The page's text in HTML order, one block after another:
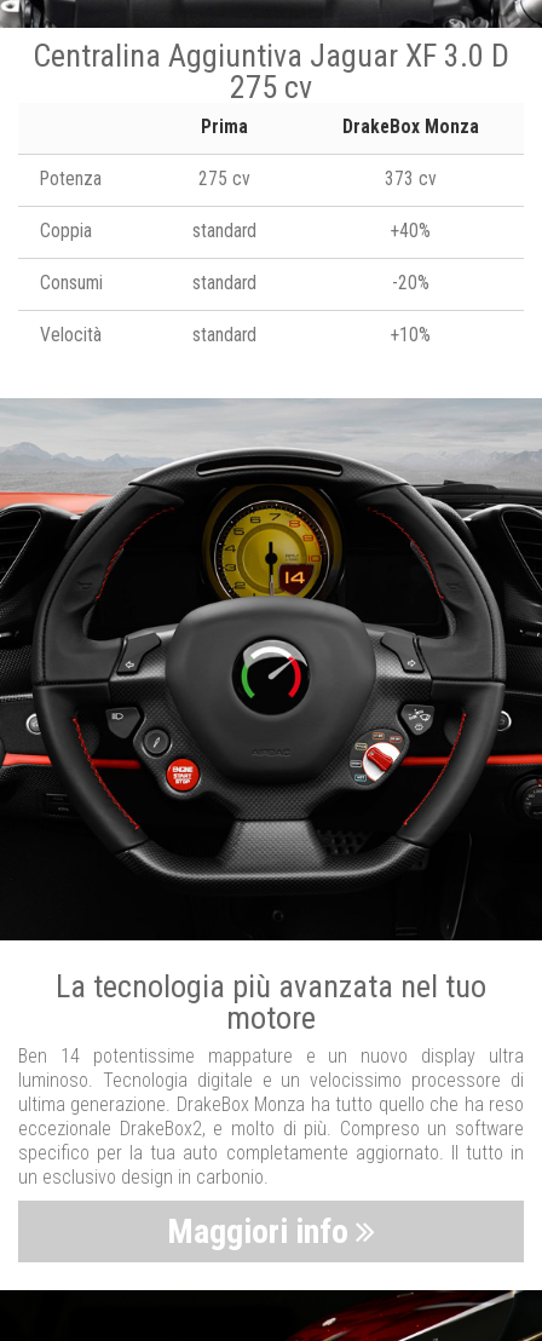
Centralina Aggiuntiva Jaguar XF 3.0 D
275 cv
Prima DrakeBox Monza
Potenza 275 cv 373 cv
Coppia standard +40%
Consumi standard -20%
Velocità standard +10%
La tecnologia più avanzata nel tuo
motore
Ben 14 potentissime mappature e un nuovo display ultra
luminoso. Tecnologia digitale e un velocissimo processore di
ultima generazione. DrakeBox Monza ha tutto quello che ha reso
eccezionale DrakeBox2, e molto di più. Compreso un software
specifico per la tua auto completamente aggiornato. Il tutto in
un esclusivo design in carbonio.
Maggiori info